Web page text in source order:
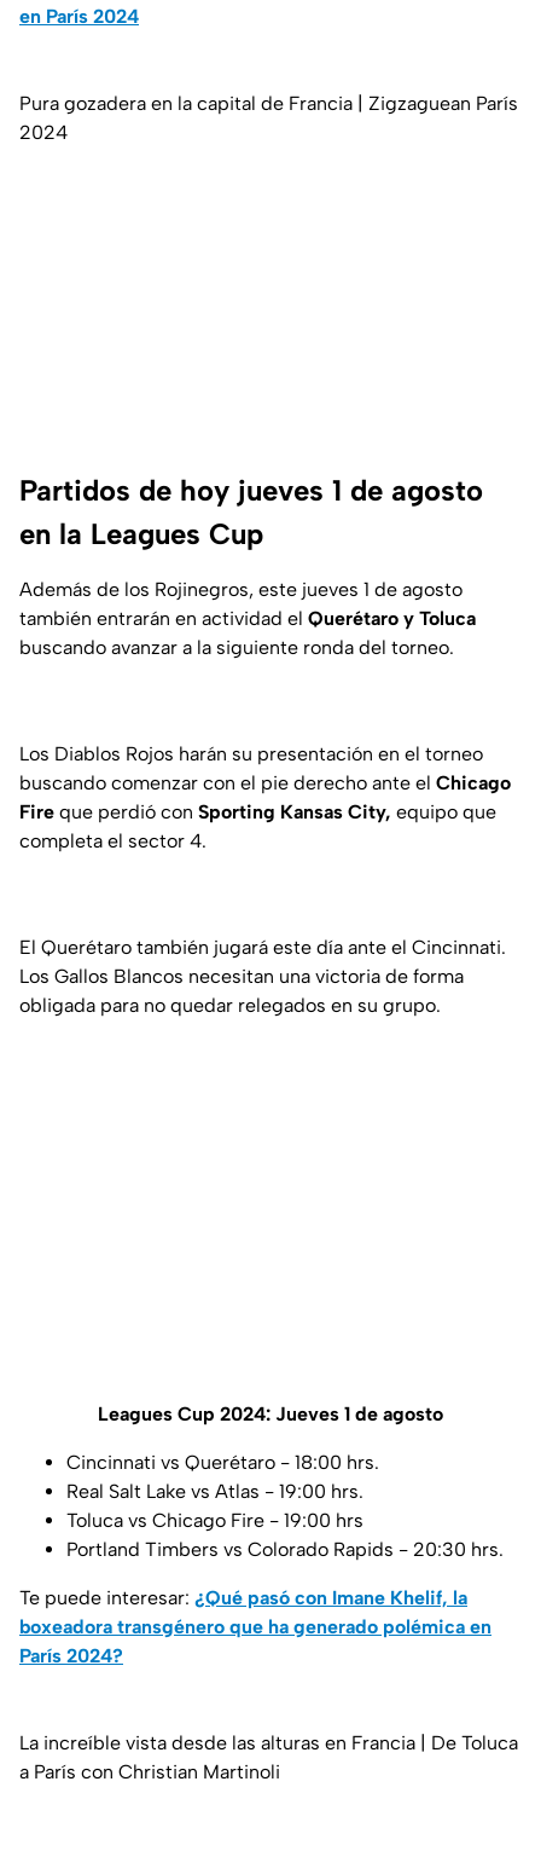
en París 2024
Pura gozadera en la capital de Francia | Zigzaguean París
2024
Partidos de hoy jueves 1 de agosto
en la Leagues Cup
Además de los Rojinegros, este jueves 1 de agosto
también entrarán en actividad el Querétaro y Toluca
buscando avanzar a la siguiente ronda del torneo.
Los Diablos Rojos harán su presentación en el torneo
buscando comenzar con el pie derecho ante el Chicago
Fire que perdió con Sporting Kansas City, equipo que
completa el sector 4.
El Querétaro también jugará este día ante el Cincinnati.
Los Gallos Blancos necesitan una victoria de forma
obligada para no quedar relegados en su grupo.
Leagues Cup 2024: Jueves 1 de agosto
Cincinnati vs Querétaro - 18:00 hrs.
Real Salt Lake vs Atlas - 19:00 hrs.
Toluca vs Chicago Fire - 19:00 hrs
Portland Timbers vs Colorado Rapids - 20:30 hrs.
Te puede interesar: ¿Qué pasó con Imane Khelif, la
boxeadora transgénero que ha generado polémica en
París 2024?
La increíble vista desde las alturas en Francia | De Toluca
a París con Christian Martinoli